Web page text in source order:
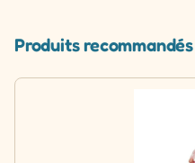
Produits recommandés